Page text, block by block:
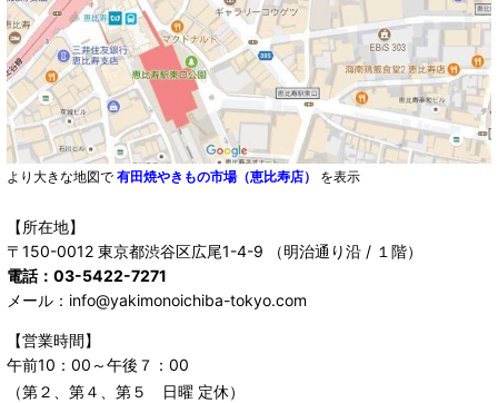
より大きな地図で 有田焼やきもの市場（恵比寿店） を表示
【所在地】
〒150-0012 東京都渋谷区広尾1-4-9 （明治通り沿 / １階）
電話：03-5422-7271
メール：info@yakimonoichiba-tokyo.com
【営業時間】
午前10：00～午後７：00
（第２、第４、第５ 日曜 定休）